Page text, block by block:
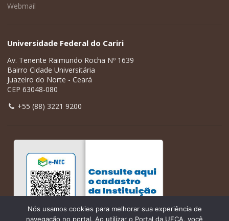
Webmail
Universidade Federal do Cariri
Av. Tenente Raimundo Rocha Nº 1639
Bairro Cidade Universitária
Juazeiro do Norte - Ceará
CEP 63048-080
+55 (88) 3221 9200
Nós usamos cookies para melhorar sua experiência de
navegação no portal. Ao utilizar o Portal da UFCA, você